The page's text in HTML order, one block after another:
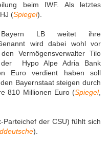
beim IWF. Als letztes
(Spiegel).
LB weitet ihre
wird dabei wohl vor
Vermögensverwalter Tilo
Hypo Alpe Adria Bank
Euro verdient haben soll
Bayernstaat steigen durch
810 Millionen Euro (Spiegel,
Parteichef der CSU) fühlt sich
).